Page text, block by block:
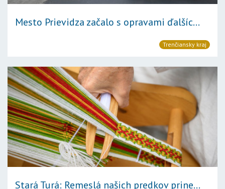
Mesto Prievidza začalo s opravami ďalšíc...
Trenčiansky kraj
Stará Turá: Remeslá našich predkov prine...